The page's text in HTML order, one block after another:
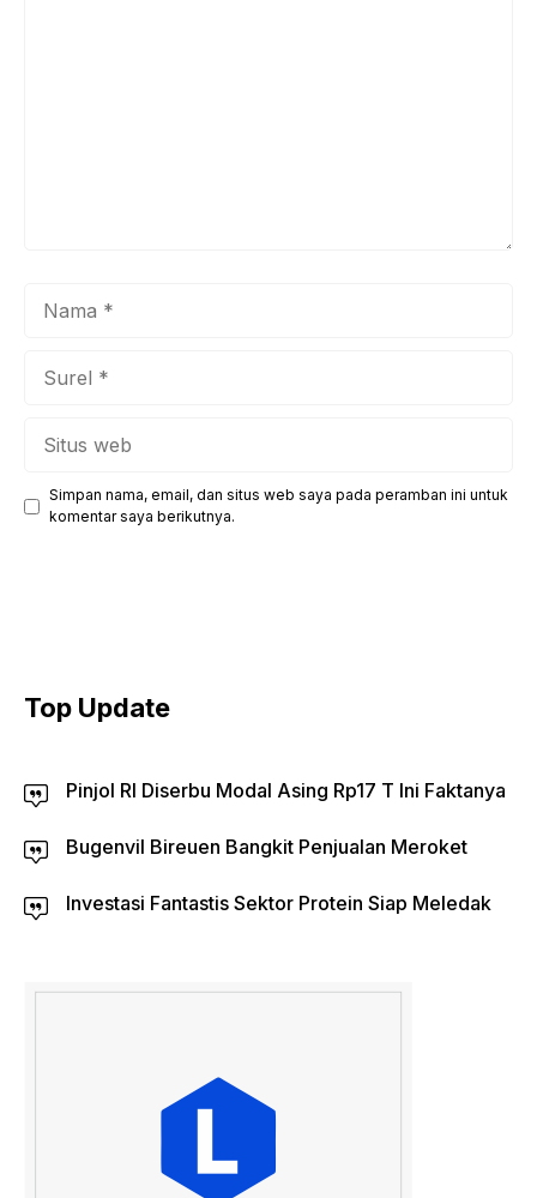
Simpan nama, email, dan situs web saya pada peramban ini untuk
komentar saya berikutnya.
Top Update
Pinjol RI Diserbu Modal Asing Rp17 T Ini Faktanya
Bugenvil Bireuen Bangkit Penjualan Meroket
Investasi Fantastis Sektor Protein Siap Meledak